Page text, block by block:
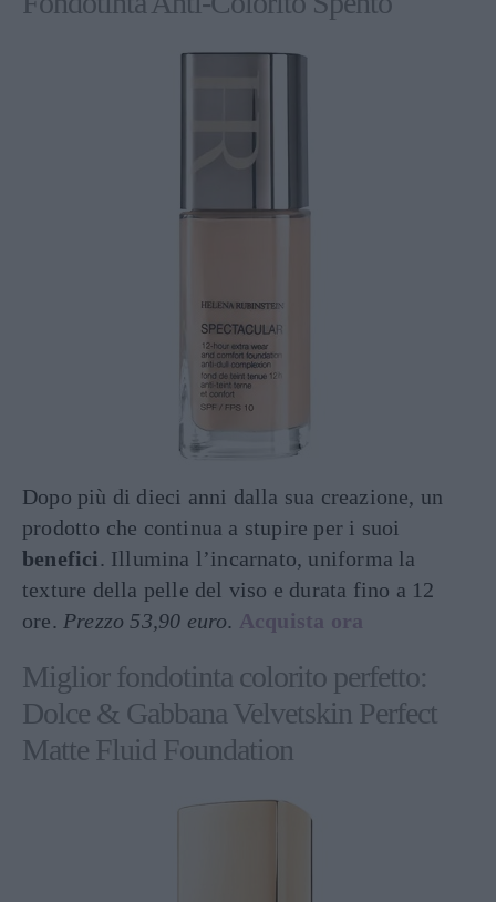
Dopo più di dieci anni dalla sua creazione, un
prodotto che continua a stupire per i suoi
benefici. Illumina l’incarnato, uniforma la
texture della pelle del viso e durata fino a 12
ore. Prezzo 53,90 euro. Acquista ora
Miglior fondotinta colorito perfetto:
Dolce & Gabbana Velvetskin Perfect
Matte Fluid Foundation